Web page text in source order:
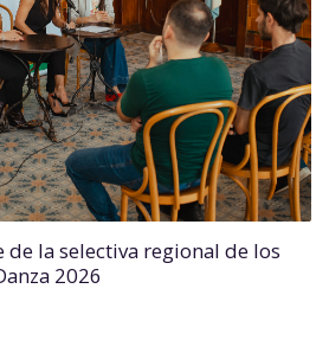
de la selectiva regional de los
2026